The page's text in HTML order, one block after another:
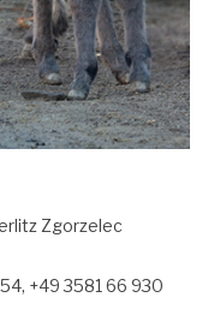
Zgorzelec
+49 3581 66 930